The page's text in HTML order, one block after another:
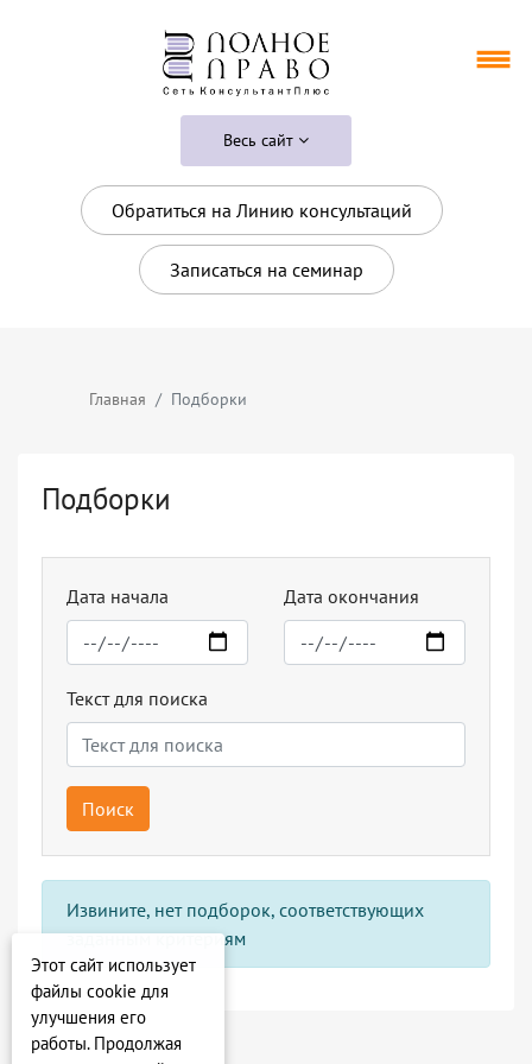
Весь сайт
Обратиться на Линию консультаций
Записаться на семинар
Главная Подборки
Подборки
Дата начала Дата окончания
Текст для поиска
Поиск
Извините, нет подборок, соответствующих
заданным критериям
Этот сайт использует
файлы cookie для
улучшения его
работы. Продолжая